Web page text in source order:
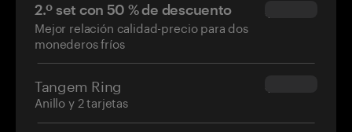
2.º set con 50 % de descuento
Mejor relación calidad-precio para dos
monederos fríos
$34.95
Tangem Ring
Anillo y 2 tarjetas
$160.00